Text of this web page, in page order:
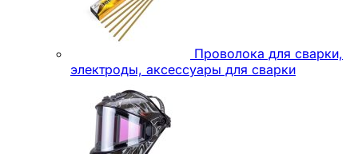
Проволока для сварки,
электроды, аксессуары для сварки